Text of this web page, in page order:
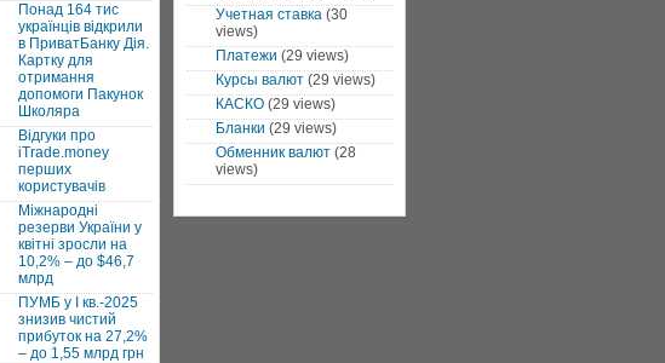
Понад 164 тис
українців відкрили
в ПриватБанку Дія.
Картку для
отримання
допомоги Пакунок
Школяра
Відгуки про
iTrade.money
перших
користувачів
Міжнародні
резерви України у
квітні зросли на
10,2% – до $46,7
млрд
ПУМБ у I кв.-2025
знизив чистий
прибуток на 27,2%
– до 1,55 млрд грн
Учетная ставка(30
views)
Платежи (29 views)
Курсы валют(29 views)
КАСКО(29 views)
Бланки (29 views)
Обменник валют(28
views)